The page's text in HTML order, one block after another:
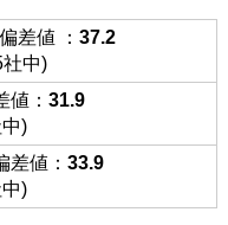
差値 ：37.2
中)
値：31.9
)
差値：33.9
)